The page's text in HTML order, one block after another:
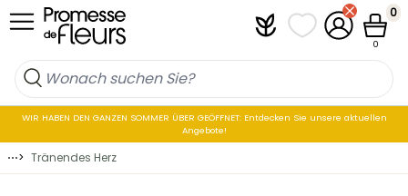
Zum Inhalt springen PlantfitMeineMein Konto
0
0
WIR HABEN DEN GANZEN SOMMER ÜBER GEÖFFNET: Entdecken Sie unsere aktuellen
Angebote!
⋯> Tränendes Herz